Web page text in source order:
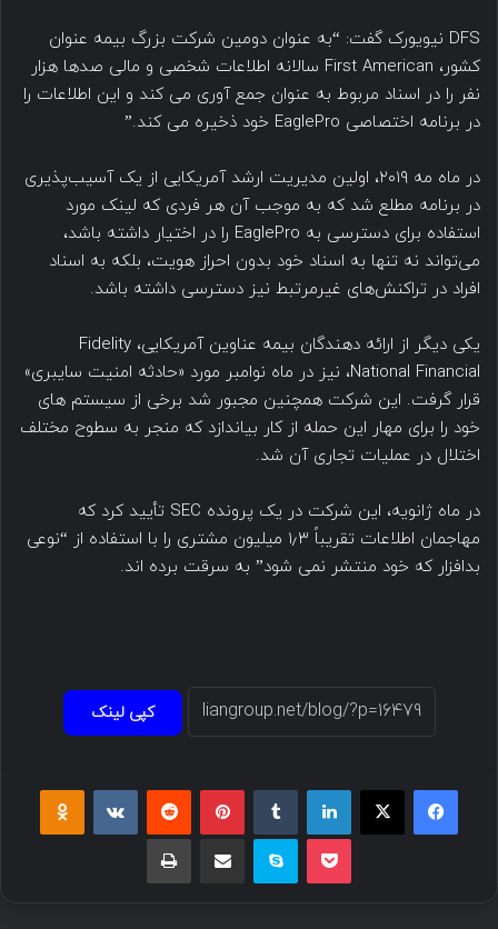
DFS نیویورک گفت: “به عنوان دومین شرکت بزرگ بیمه عنوان
کشور، First American سالانه اطلاعات شخصی و مالی صدها هزار
نفر را در اسناد مربوط به عنوان جمع آوری می کند و این اطلاعات را
در برنامه اختصاصی EaglePro خود ذخیره می کند.”
در ماه مه ۲۰۱۹، اولین مدیریت ارشد آمریکایی از یک آسیب‌پذیری
در برنامه مطلع شد که به موجب آن هر فردی که لینک مورد
استفاده برای دسترسی به EaglePro را در اختیار داشته باشد،
می‌تواند نه تنها به اسناد خود بدون احراز هویت، بلکه به اسناد
افراد در تراکنش‌های غیرمرتبط نیز دسترسی داشته باشد.
یکی دیگر از ارائه دهندگان بیمه عناوین آمریکایی، Fidelity
National Financial، نیز در ماه نوامبر مورد «حادثه امنیت سایبری»
قرار گرفت. این شرکت همچنین مجبور شد برخی از سیستم های
خود را برای مهار این حمله از کار بیاندازد که منجر به سطوح مختلف
اختلال در عملیات تجاری آن شد.
در ماه ژانویه، این شرکت در یک پرونده SEC تأیید کرد که
مهاجمان اطلاعات تقریباً ۱٫۳ میلیون مشتری را با استفاده از “نوعی
بدافزار که خود منتشر نمی شود” به سرقت برده اند.
کپی لینک
فیسبوک ایکس لینکداین پینتریست
پاکت اسکایپ چاپ